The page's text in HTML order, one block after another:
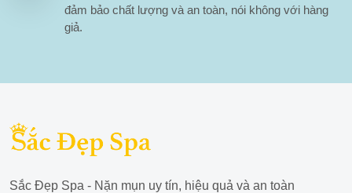
đảm bảo chất lượng và an toàn, nói không với hàng
giả.
Sắc Đẹp Spa - Nặn mụn uy tín, hiệu quả và an toàn